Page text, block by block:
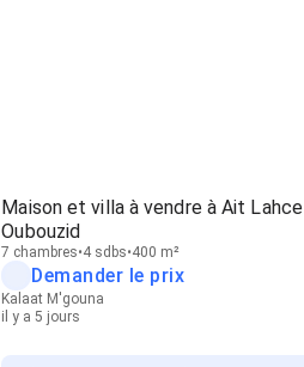
Maison et villa à vendre à Ait Lahce
Oubouzid
7 chambres 4 sdbs 400 m²
Demander le prix
Kalaat M'gouna
il y a 5 jours